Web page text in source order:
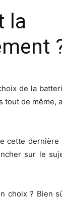
la
de la
tout de même,
cette dernière
sur le
choix ? Bien